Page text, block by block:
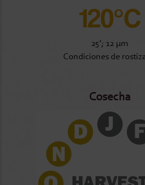
120°C
25’; 12 μm
Condiciones de
Cosecha